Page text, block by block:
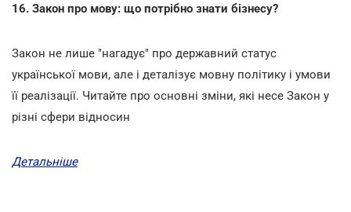
16. Закон про мову: що потрібно знати бізнесу?
Закон не лише "нагадує" про державний статус
української мови, але і деталізує мовну політику і умови
її реалізації. Читайте про основні зміни, які несе Закон у
різні сфери відносин
Детальніше